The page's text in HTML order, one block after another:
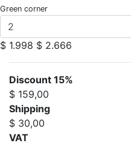
Green corner
$ 1.998 $ 2.666
Discount 15%
$ 159,00
Shipping
$ 30,00
VAT